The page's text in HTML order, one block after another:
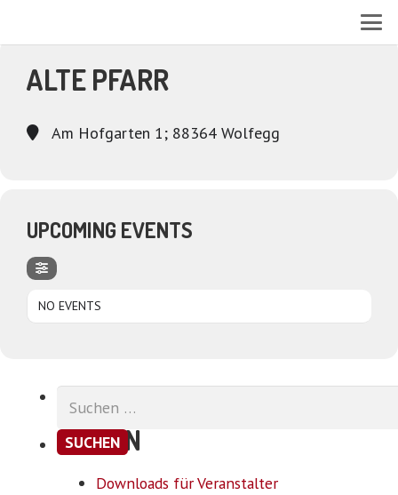
ALTE PFARR
Am Hofgarten 1; 88364 Wolfegg
UPCOMING EVENTS
NO EVENTS
nach:
SEITEN
Downloads für Veranstalter